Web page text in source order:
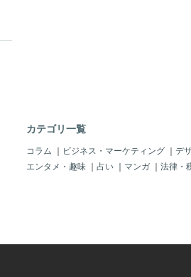
ばれるでしょう。仕事運仕事に対する意
行動できる日です。新しいアイデアが浮
かんだり、チャンスが舞い込んだりする
運アップにつながるでしょう。自己投資
カテゴリ一覧
コラム ｜ ビジネス・マーケティング ｜ デ
エンタメ・趣味 ｜ 占い ｜ マンガ ｜ 法律・